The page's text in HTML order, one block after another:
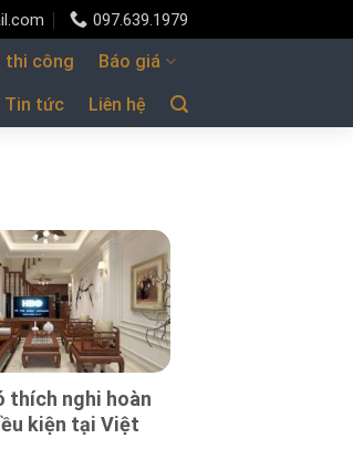
097.639.1979
thi công Báo giá
Tin tức Liên hệ
thích nghi hoàn
kiện tại Việt